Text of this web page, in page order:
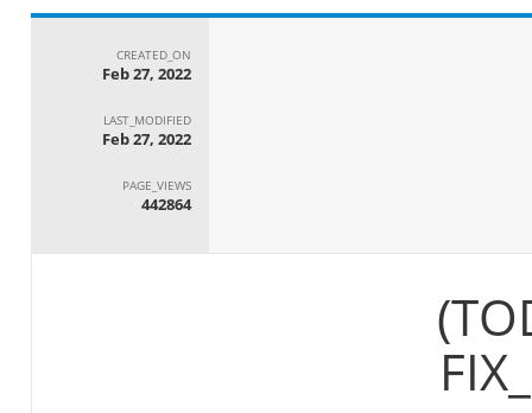
CREATED_ON
Feb 27, 2022
LAST_MODIFIED
Feb 27, 2022
PAGE_VIEWS
442864